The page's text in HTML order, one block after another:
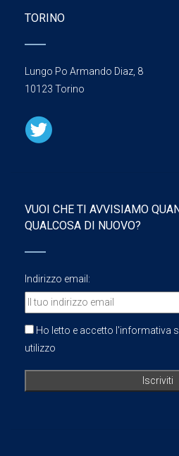
TORINO
Lungo Po Armando Diaz, 8
10123 Torino
VUOI CHE TI AVVISIAMO
QUALCOSA DI NUOVO?
Indirizzo email:
Ho letto e accetto l'informativa
utilizzo